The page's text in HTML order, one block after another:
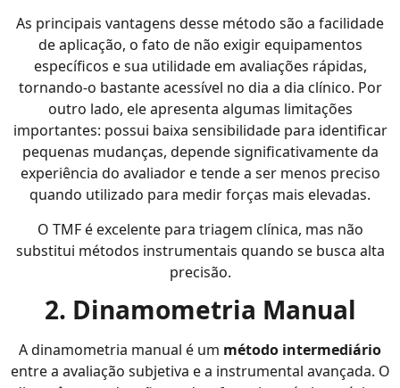
As principais vantagens desse método são a facilidade
de aplicação, o fato de não exigir equipamentos
específicos e sua utilidade em avaliações rápidas,
tornando-o bastante acessível no dia a dia clínico. Por
outro lado, ele apresenta algumas limitações
importantes: possui baixa sensibilidade para identificar
pequenas mudanças, depende significativamente da
experiência do avaliador e tende a ser menos preciso
quando utilizado para medir forças mais elevadas.
O TMF é excelente para triagem clínica, mas não
substitui métodos instrumentais quando se busca alta
precisão.
2. Dinamometria Manual
A dinamometria manual é um método intermediário
entre a avaliação subjetiva e a instrumental avançada. O